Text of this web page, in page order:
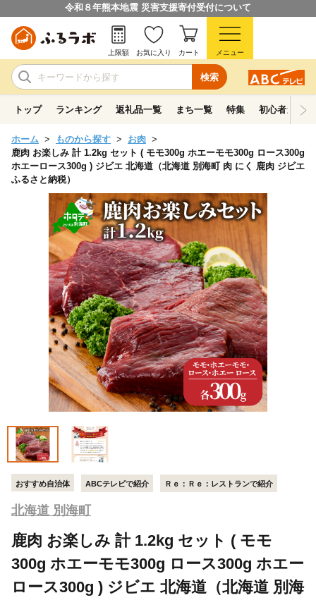
令和８年熊本地震 災害支援寄付受付について
検索
上限額 お気に入り カート メニュー
トップ ランキング 返礼品一覧 まち一覧 特集 初心者ガイド
ホーム ものから探す
お肉
鹿肉 お楽しみ 計 1.2kg セット ( モモ300g ホエーモモ300g ロース300g
ホエーロース300g ) ジビエ 北海道（北海道 別海町 肉 にく 鹿肉 ジビエ
ふるさと納税）
おすすめ自治体 ABCテレビで紹介 Ｒｅ：Ｒｅ：レストランで紹介
北海道 別海町
鹿肉 お楽しみ 計 1.2kg セット ( モモ
300g ホエーモモ300g ロース300g ホエー
ロース300g ) ジビエ 北海道（北海道 別海